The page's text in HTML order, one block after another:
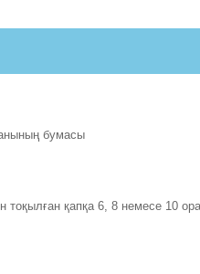
бумасы
тоқылған қапқа 6, 8 немесе 10